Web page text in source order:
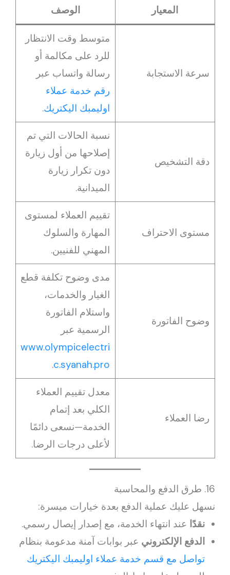
المعيار
الوصف
سرعة الاستجابة
متوسط وقت الانتظار
للرد على مكالمة أو
رسالة واتساب عبر
رقم خدمة عملاء
اوليمبك اليكتريك.
دقة التشخيص
نسبة الحالات التي تم
إصلاحها من أول زيارة
دون تكرار زيارة
الميدانية.
مستوى الاحتراف
تقييم العملاء لمستوى
المهارة والسلوك
المهني للفنيين.
وضوح الفاتورة
مدى وضوح تكلفة قطع
الغيار والخدمات،
واستلام الفاتورة
الرسمية عبر
www.olympicelectri
c.syanah.pro
.
رضا العملاء
معدل تقييم العملاء
الكلي بعد إتمام
الخدمة—نسعى دائمًا
لأعلى درجات الرضا.
16. طرق الدفع والمحاسبة
نسهل عليك عملية الدفع بعدة خيارات ميسرة:
نقدًا عند انتهاء الخدمة، مع إصدار إيصال رسمي.
الدفع الإلكتروني عبر بوابات آمنة مدعومة بنظام
تواصل مع قسم خدمة عملاء اوليمبك اليكتريك